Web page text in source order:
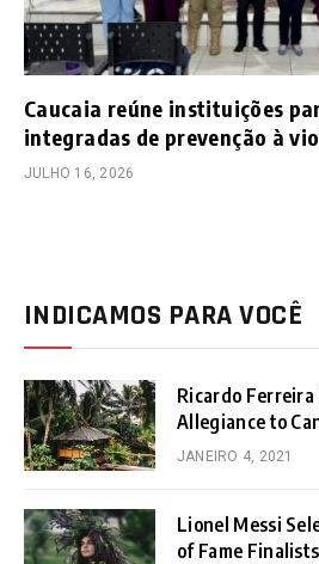
Caucaia reúne instituições
integradas de prevenção à
JULHO 16, 2026
INDICAMOS PARA VOCÊ
Ricardo
Allegiance to
JANEIRO 4, 2021
Lionel Messi
of Fame Finalists